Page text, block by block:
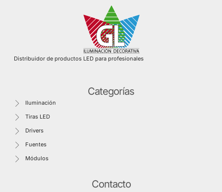
Distribuidor de productos LED para profesionales
Categorías
Iluminación
Tiras LED
Drivers
Fuentes
Módulos
Contacto